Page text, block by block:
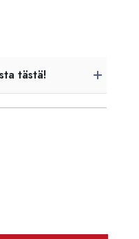
tästä!